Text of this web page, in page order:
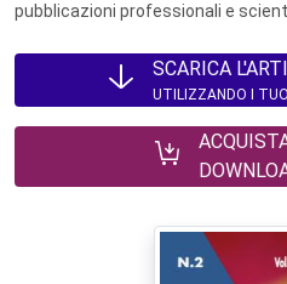
pubblicazioni professionali e
SCARICA
UTILIZZANDO I